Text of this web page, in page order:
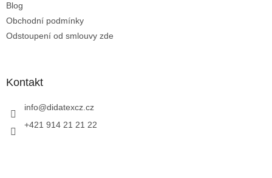
Blog
Obchodní podmínky
Odstoupení od smlouvy zde
Kontakt
info@didatexcz.cz
+421 914 21 21 22